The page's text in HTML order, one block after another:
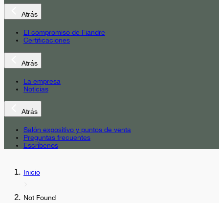
Atrás
El compromiso de Fiandre
Certificaciones
Atrás
La empresa
Noticias
Atrás
Salón expositivo y puntos de venta
Preguntas frecuentes
Escríbenos
Inicio
Not Found